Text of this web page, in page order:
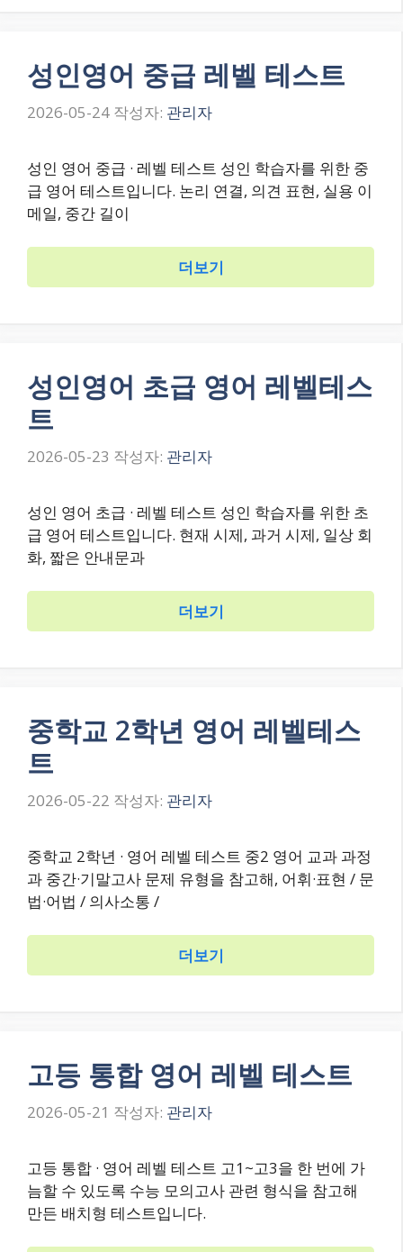
성인영어 중급 레벨 테스트
2026-05-24 작성자: 관리자
성인 영어 중급 · 레벨 테스트 성인 학습자를 위한 중
급 영어 테스트입니다. 논리 연결, 의견 표현, 실용 이
메일, 중간 길이
더보기
성인영어 초급 영어 레벨테스
트
2026-05-23 작성자: 관리자
성인 영어 초급 · 레벨 테스트 성인 학습자를 위한 초
급 영어 테스트입니다. 현재 시제, 과거 시제, 일상 회
화, 짧은 안내문과
더보기
중학교 2학년 영어 레벨테스
트
2026-05-22 작성자: 관리자
중학교 2학년 · 영어 레벨 테스트 중2 영어 교과 과정
과 중간·기말고사 문제 유형을 참고해, 어휘·표현 / 문
법·어법 / 의사소통 /
더보기
고등 통합 영어 레벨 테스트
2026-05-21 작성자: 관리자
고등 통합 · 영어 레벨 테스트 고1~고3을 한 번에 가
늠할 수 있도록 수능 모의고사 관련 형식을 참고해
만든 배치형 테스트입니다.